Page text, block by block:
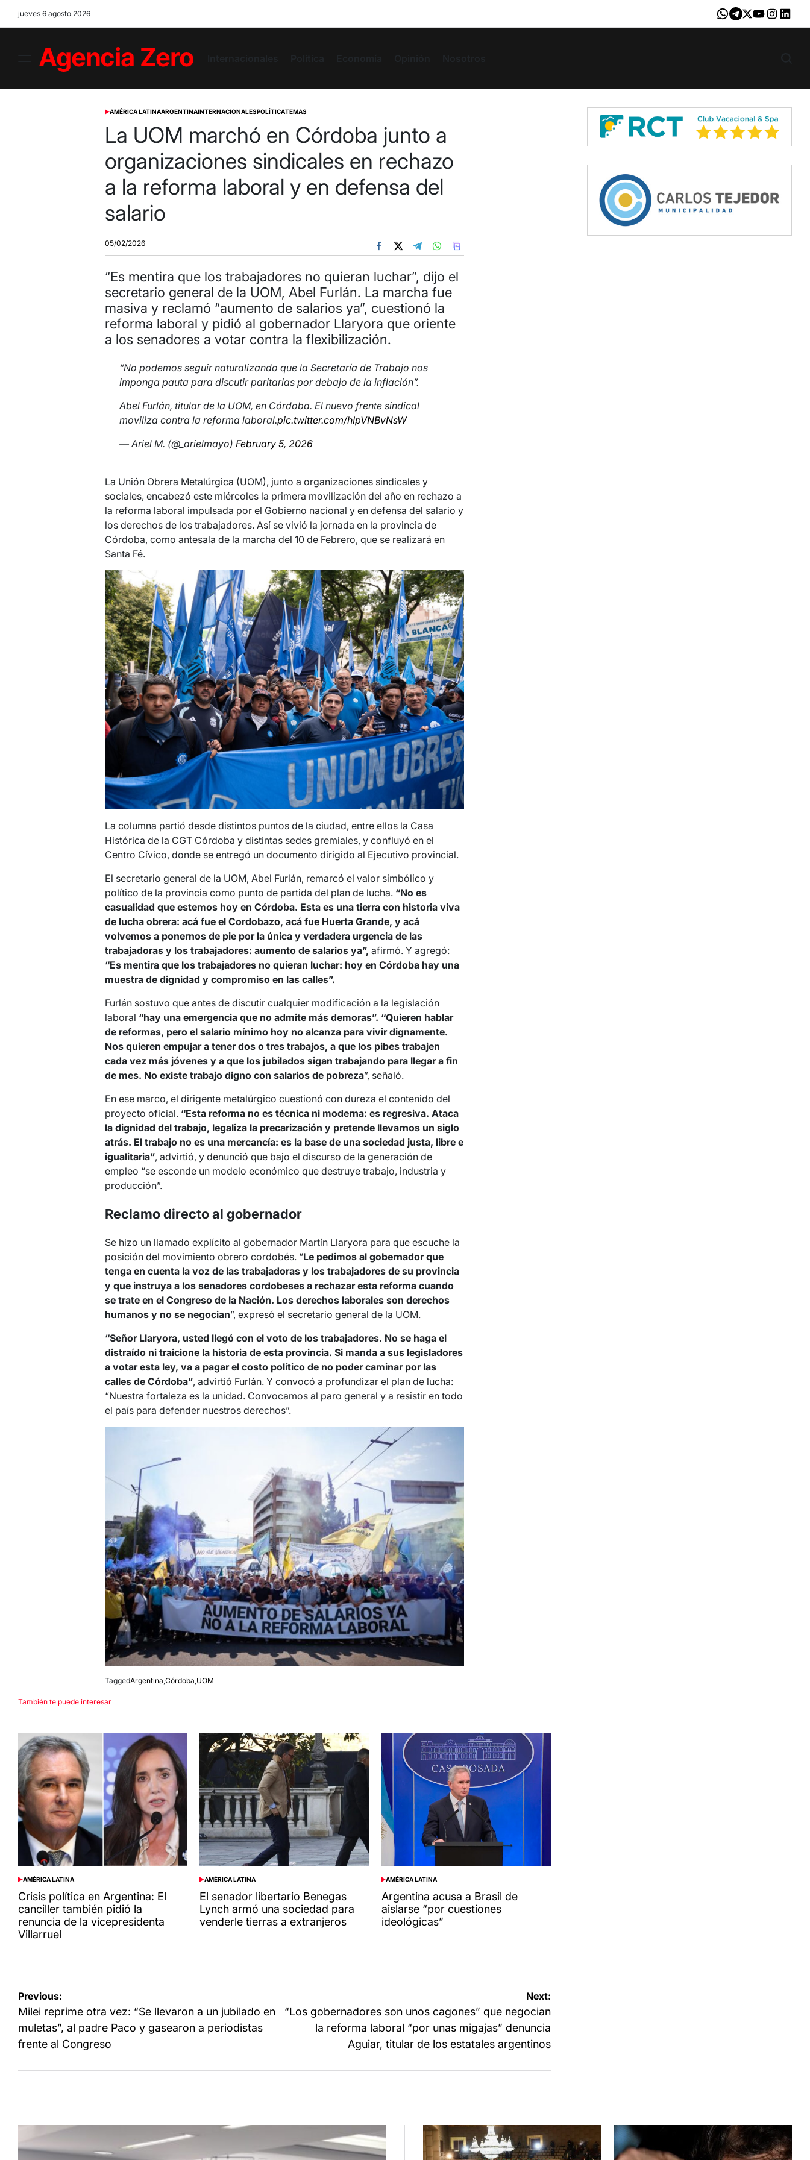
jueves 6 agosto 2026 Whatsapp
Telegram
X YoutubeInstagram
Menu
Agencia
POSTED
AMÉRICA LATINAARGENTINAINTERNACIONALESPOLÍTICATEMAS
La UOM marchó en Córdoba junto a
organizaciones sindicales en rechazo
a la reforma laboral y en defensa del
salario
05/02/2026
“Es mentira que los trabajadores no quieran luchar”, dijo el
secretario general de la UOM, Abel Furlán. La marcha fue
masiva y reclamó “aumento de salarios ya”, cuestionó la
reforma laboral y pidió al gobernador Llaryora que oriente
a los senadores a votar contra la flexibilización.
“No podemos seguir naturalizando que la Secretaría de Trabajo nos
imponga pauta para discutir paritarias por debajo de la inflación”.
Abel Furlán, titular de la UOM, en Córdoba. El nuevo frente sindical
moviliza contra la reforma laboral.pic.twitter.com/hIpVNBvNsW
— Ariel M. (@_arielmayo) February 5, 2026
La Unión Obrera Metalúrgica (UOM), junto a organizaciones sindicales y
sociales, encabezó este miércoles la primera movilización del año en rechazo a
la reforma laboral impulsada por el Gobierno nacional y en defensa del salario y
los derechos de los trabajadores. Así se vivió la jornada en la provincia de
Córdoba, como antesala de la marcha del 10 de Febrero, que se realizará en
Santa Fé.
La columna partió desde distintos puntos de la ciudad, entre ellos la Casa
Histórica de la CGT Córdoba y distintas sedes gremiales, y confluyó en el
Centro Cívico, donde se entregó un documento dirigido al Ejecutivo provincial.
El secretario general de la UOM, Abel Furlán, remarcó el valor simbólico y
político de la provincia como punto de partida del plan de lucha. “No es
casualidad que estemos hoy en Córdoba. Esta es una tierra con historia viva
de lucha obrera: acá fue el Cordobazo, acá fue Huerta Grande, y acá
volvemos a ponernos de pie por la única y verdadera urgencia de las
trabajadoras y los trabajadores: aumento de salarios ya”, afirmó. Y agregó:
“Es mentira que los trabajadores no quieran luchar: hoy en Córdoba hay una
muestra de dignidad y compromiso en las calles”.
Furlán sostuvo que antes de discutir cualquier modificación a la legislación
laboral “hay una emergencia que no admite más demoras”. “Quieren hablar
de reformas, pero el salario mínimo hoy no alcanza para vivir dignamente.
Nos quieren empujar a tener dos o tres trabajos, a que los pibes trabajen
cada vez más jóvenes y a que los jubilados sigan trabajando para llegar a fin
de mes. No existe trabajo digno con salarios de pobreza”, señaló.
En ese marco, el dirigente metalúrgico cuestionó con dureza el contenido del
proyecto oficial. “Esta reforma no es técnica ni moderna: es regresiva. Ataca
la dignidad del trabajo, legaliza la precarización y pretende llevarnos un siglo
atrás. El trabajo no es una mercancía: es la base de una sociedad justa, libre e
igualitaria”, advirtió, y denunció que bajo el discurso de la generación de
empleo “se esconde un modelo económico que destruye trabajo, industria y
producción”.
Reclamo directo al gobernador
Se hizo un llamado explícito al gobernador Martín Llaryora para que escuche la
posición del movimiento obrero cordobés. “Le pedimos al gobernador que
tenga en cuenta la voz de las trabajadoras y los trabajadores de su provincia
y que instruya a los senadores cordobeses a rechazar esta reforma cuando
se trate en el Congreso de la Nación. Los derechos laborales son derechos
humanos y no se negocian”, expresó el secretario general de la UOM.
“Señor Llaryora, usted llegó con el voto de los trabajadores. No se haga el
distraído ni traicione la historia de esta provincia. Si manda a sus legisladores
a votar esta ley, va a pagar el costo político de no poder caminar por las
calles de Córdoba”, advirtió Furlán. Y convocó a profundizar el plan de lucha:
“Nuestra fortaleza es la unidad. Convocamos al paro general y a resistir en todo
el país para defender nuestros derechos”.
TaggedArgentina Córdoba UOM
También te puede interesar
POSTED
IN
AMÉRICA LATINA
Crisis política en Argentina: El
canciller también pidió la
renuncia de la vicepresidenta
Villarruel
POSTED
IN
AMÉRICA LATINA
El senador libertario Benegas
Lynch armó una sociedad para
venderle tierras a extranjeros
POSTED
IN
AMÉRICA LATINA
Argentina acusa a Brasil de
aislarse “por cuestiones
ideológicas”
Navegación
de
entradas
Previous:
Milei reprime otra vez: “Se llevaron a un jubilado en
muletas”, al padre Paco y gasearon a periodistas
frente al Congreso
Next:
“Los gobernadores son unos cagones” que negocian
la reforma laboral “por unas migajas” denuncia
Aguiar, titular de los estatales argentinos